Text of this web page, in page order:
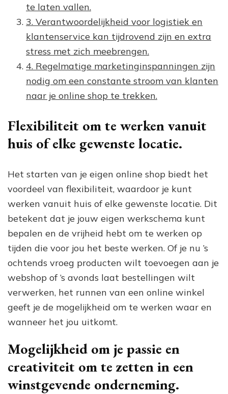
te laten vallen.
3. Verantwoordelijkheid voor logistiek en
klantenservice kan tijdrovend zijn en extra
stress met zich meebrengen.
4. Regelmatige marketinginspanningen zijn
nodig om een constante stroom van klanten
naar je online shop te trekken.
Flexibiliteit om te werken vanuit
huis of elke gewenste locatie.
Het starten van je eigen online shop biedt het
voordeel van flexibiliteit, waardoor je kunt
werken vanuit huis of elke gewenste locatie. Dit
betekent dat je jouw eigen werkschema kunt
bepalen en de vrijheid hebt om te werken op
tijden die voor jou het beste werken. Of je nu ’s
ochtends vroeg producten wilt toevoegen aan je
webshop of ’s avonds laat bestellingen wilt
verwerken, het runnen van een online winkel
geeft je de mogelijkheid om te werken waar en
wanneer het jou uitkomt.
Mogelijkheid om je passie en
creativiteit om te zetten in een
winstgevende onderneming.